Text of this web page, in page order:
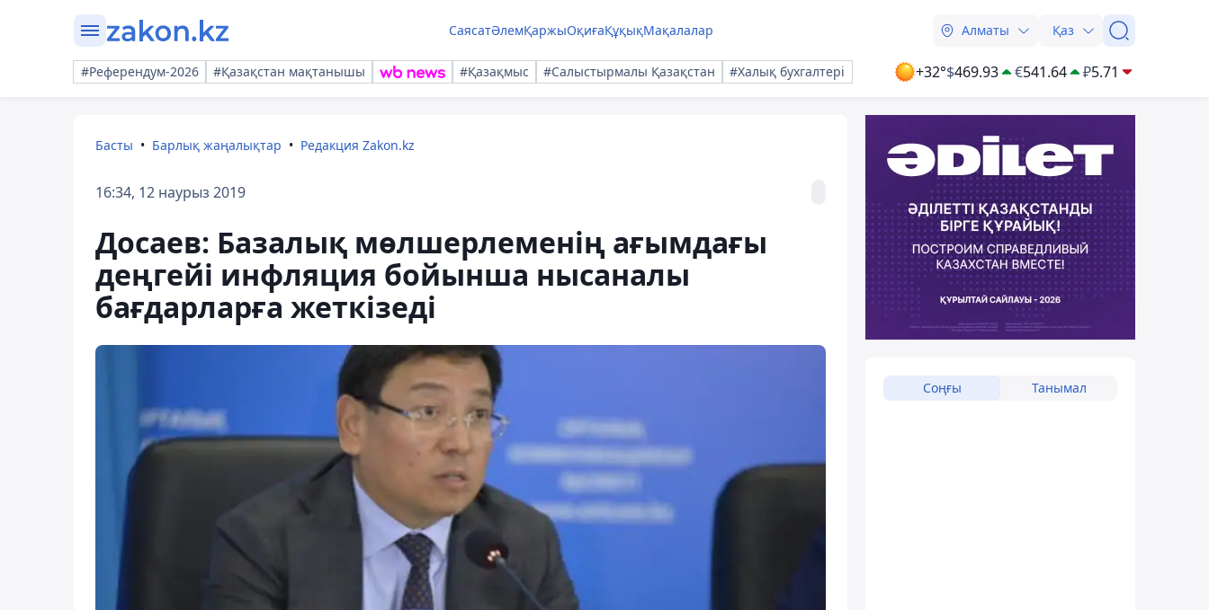
СаясатӘлемҚаржыОқиғаҚұқықМақалалар Алматы Қаз
#Референдум-2026 #Қазақстан мақтанышы #Қазақмыс #Салыстырмалы Қазақстан #Халық бухгалтері +32°$469.93 €541.64 ₽5.71
Басты Барлық жаңалықтар Редакция Zakon.kz
16:34, 12 наурыз 2019
Досаев: Базалық мөлшерлеменің ағымдағы
деңгейі инфляция бойынша нысаналы
бағдарларға жеткізеді
Соңғы Танымал